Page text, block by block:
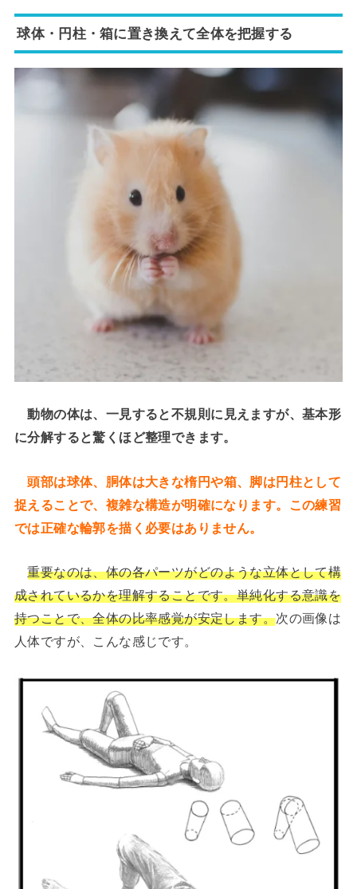
球体・円柱・箱に置き換えて全体を把握する
動物の体は、一見すると不規則に見えますが、基本形
に分解すると驚くほど整理できます。
頭部は球体、胴体は大きな楕円や箱、脚は円柱として
捉えることで、複雑な構造が明確になります。この練習
では正確な輪郭を描く必要はありません。
重要なのは、体の各パーツがどのような立体として構
成されているかを理解することです。単純化する意識を
持つことで、全体の比率感覚が安定します。次の画像は
人体ですが、こんな感じです。